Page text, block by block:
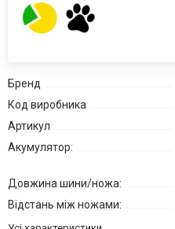
Бренд
Код виробника
Артикул
Акумулятор:
Довжина шини/ножа:
Відстань між ножами: